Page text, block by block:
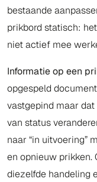
bestaande
prikbord statisch:
niet actief mee
Informatie op een
opgespeld
vastgepind maar
van status
naar “in uitvoering”
en opnieuw prikken.
diezelfde handeling